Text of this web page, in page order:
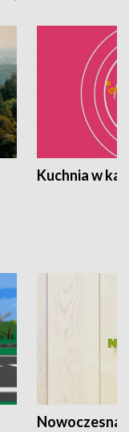
Kuchnia w
Nowoczesna